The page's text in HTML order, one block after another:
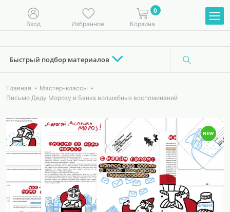
Вход Избранное
0
Корзина
Быстрый подбор материалов
Главная
Мастер-классы
Письмо Деду Морозу и Банка волшебных воспоминаний